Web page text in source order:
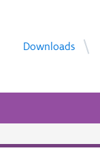
Downloads